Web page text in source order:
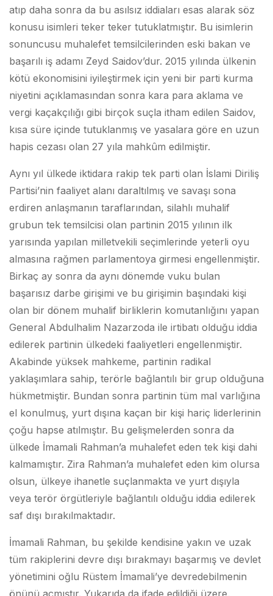
atıp daha sonra da bu asılsız iddiaları esas alarak söz
konusu isimleri teker teker tutuklatmıştır. Bu isimlerin
sonuncusu muhalefet temsilcilerinden eski bakan ve
başarılı iş adamı Zeyd Saidov’dur. 2015 yılında ülkenin
kötü ekonomisini iyileştirmek için yeni bir parti kurma
niyetini açıklamasından sonra kara para aklama ve
vergi kaçakçılığı gibi birçok suçla itham edilen Saidov,
kısa süre içinde tutuklanmış ve yasalara göre en uzun
hapis cezası olan 27 yıla mahkûm edilmiştir.
Aynı yıl ülkede iktidara rakip tek parti olan İslami Diriliş
Partisi’nin faaliyet alanı daraltılmış ve savaşı sona
erdiren anlaşmanın taraflarından, silahlı muhalif
grubun tek temsilcisi olan partinin 2015 yılının ilk
yarısında yapılan milletvekili seçimlerinde yeterli oyu
almasına rağmen parlamentoya girmesi engellenmiştir.
Birkaç ay sonra da aynı dönemde vuku bulan
başarısız darbe girişimi ve bu girişimin başındaki kişi
olan bir dönem muhalif birliklerin komutanlığını yapan
General Abdulhalim Nazarzoda ile irtibatı olduğu iddia
edilerek partinin ülkedeki faaliyetleri engellenmiştir.
Akabinde yüksek mahkeme, partinin radikal
yaklaşımlara sahip, terörle bağlantılı bir grup olduğuna
hükmetmiştir. Bundan sonra partinin tüm mal varlığına
el konulmuş, yurt dışına kaçan bir kişi hariç liderlerinin
çoğu hapse atılmıştır. Bu gelişmelerden sonra da
ülkede İmamali Rahman’a muhalefet eden tek kişi dahi
kalmamıştır. Zira Rahman’a muhalefet eden kim olursa
olsun, ülkeye ihanetle suçlanmakta ve yurt dışıyla
veya terör örgütleriyle bağlantılı olduğu iddia edilerek
saf dışı bırakılmaktadır.
İmamali Rahman, bu şekilde kendisine yakın ve uzak
tüm rakiplerini devre dışı bırakmayı başarmış ve devlet
yönetimini oğlu Rüstem İmamali’ye devredebilmenin